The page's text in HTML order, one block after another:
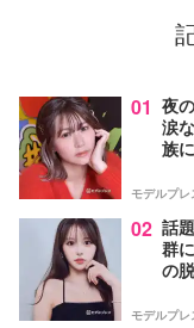
01 夜
涙
族
モデルプレ
02 話
群
の
モデルプレ